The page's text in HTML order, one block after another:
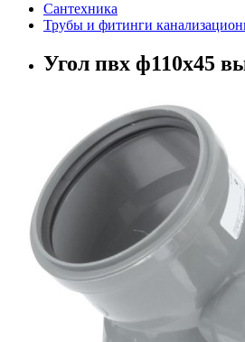
Сантехника
Трубы и фитинги
Угол пвх ф110х45